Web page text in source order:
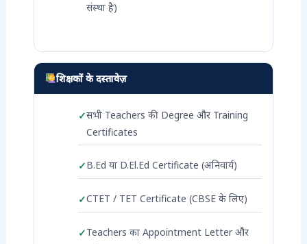
संस्था है)
शिक्षकों के दस्तावेज़
सभी Teachers की Degree और Training
Certificates
B.Ed या D.El.Ed Certificate (अनिवार्य)
CTET / TET Certificate (CBSE के लिए)
Teachers का Appointment Letter और